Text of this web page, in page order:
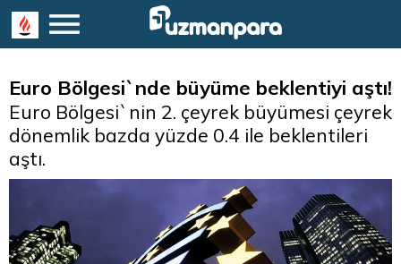
Euro Bölgesi`nde büyüme beklentiyi aştı!
Euro Bölgesi`nin 2. çeyrek büyümesi çeyrek
dönemlik bazda yüzde 0.4 ile beklentileri
aştı.